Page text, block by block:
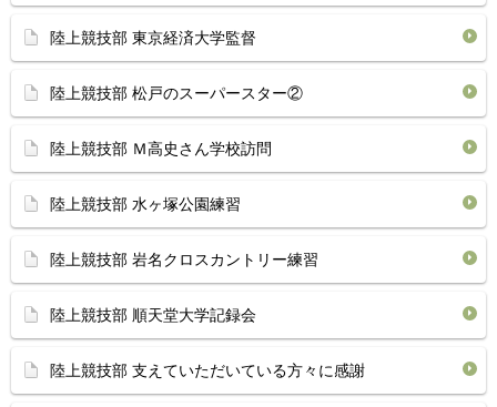
陸上競技部 東京経済大学監督
陸上競技部 松戸のスーパースター②
陸上競技部 Ｍ高史さん学校訪問
陸上競技部 水ヶ塚公園練習
陸上競技部 岩名クロスカントリー練習
陸上競技部 順天堂大学記録会
陸上競技部 支えていただいている方々に感謝